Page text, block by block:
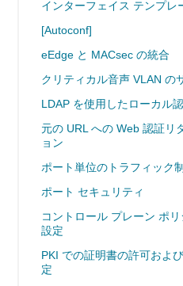
インターフェイス テンプレ
[Autoconf]
eEdge と MACsec の統合
クリティカル音声 VLAN の
LDAP を使用したローカル
元の URL への Web 認証リ
ョン
ポート単位のトラフィック
ポート セキュリティ
コントロール プレーン ポ
設定
PKI での証明書の許可およ
定